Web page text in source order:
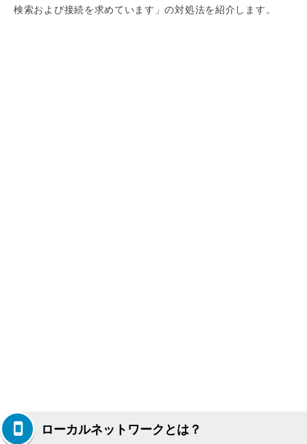
検索および接続を求めています」の対処法を紹介します。
ローカルネットワークとは？